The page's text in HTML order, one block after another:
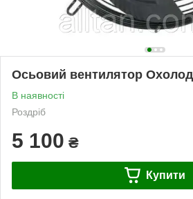
Осьовий вентилятор
В наявності
Роздріб
5 100 ₴
Купити